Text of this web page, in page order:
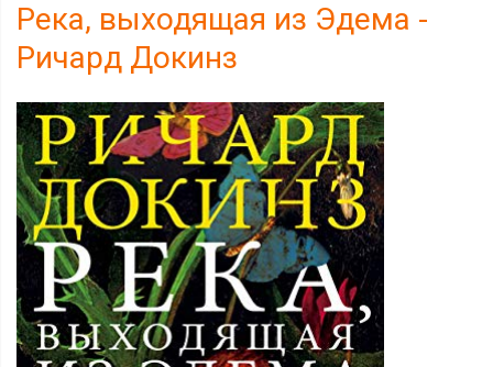
Река, выходящая из Эдема -
Ричард Докинз